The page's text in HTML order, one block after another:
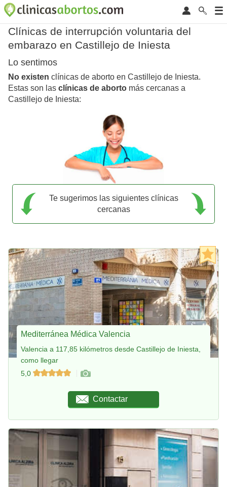
Clínicas de interrupción voluntaria del
embarazo en Castillejo de Iniesta
Lo sentimos
No existen clínicas de aborto en Castillejo de Iniesta.
Estas son las clínicas de aborto más cercanas a
Castillejo de Iniesta:
Te sugerimos las siguientes clínicas
cercanas
Mediterránea Médica Valencia
Valencia a 117,85 kilómetros desde Castillejo de Iniesta,
como llegar
5,0
Contactar